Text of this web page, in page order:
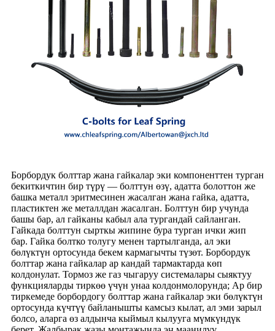
Борбордук болттар жана гайкалар эки компоненттен турган
бекиткичтин бир түрү — болттун өзү, адатта болоттон же
башка металл эритмесинен жасалган жана гайка, адатта,
пластиктен же металлдан жасалган. Болттун бир учунда
башы бар, ал гайканы кабыл ала тургандай сайланган.
Гайкада болттун сырткы жипине бура турган ички жип
бар. Гайка болтко толугу менен тартылганда, ал эки
бөлүктүн ортосунда бекем кармагычты түзөт. Борбордук
болттар жана гайкалар ар кандай тармактарда көп
колдонулат. Тормоз же газ чыгаруу системалары сыяктуу
функцияларды тиркөө үчүн унаа колдонмолорунда; Ар бир
тиркемеде борбордогу болттар жана гайкалар эки бөлүктүн
ортосунда күчтүү байланышты камсыз кылат, ал эми зарыл
болсо, аларга өз алдынча кыймыл кылууга мүмкүндүк